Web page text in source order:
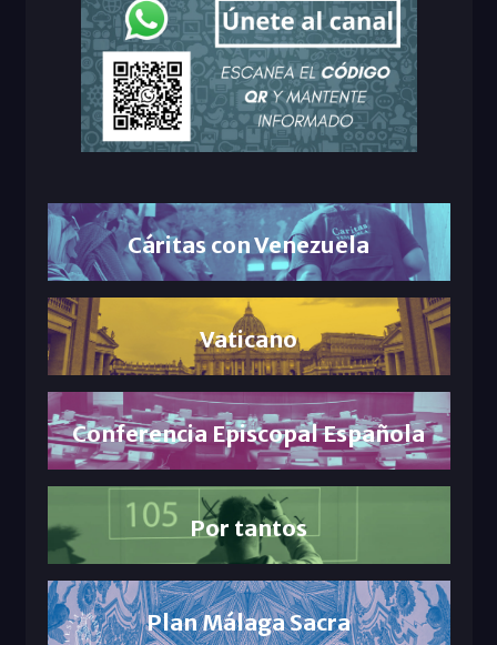
Cáritas con Venezuela
Vaticano
Conferencia Episcopal Española
Por tantos
Plan Málaga Sacra